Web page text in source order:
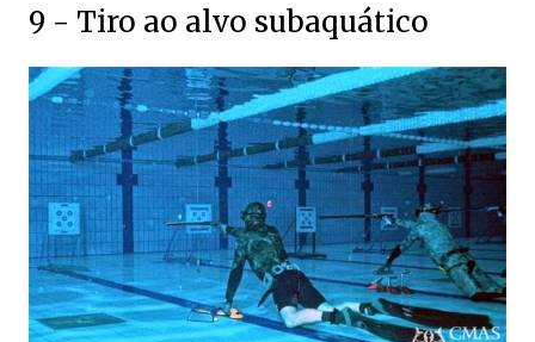
9 - Tiro ao alvo subaquático